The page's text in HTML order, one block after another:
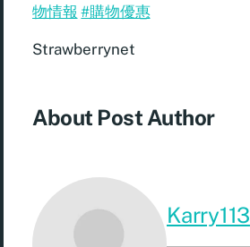
物情報 #購物優惠
Strawberrynet
About Post Author
Karry113